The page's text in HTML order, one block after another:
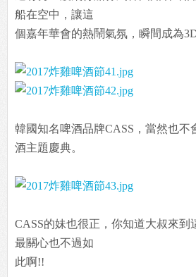
船在空中，讓這
個嘉年華會的熱鬧氣氛，瞬間成為
韓國知名啤酒品牌CASS，當然也不
酒主題慶典。
CASS的妹也很正，你知道大叔來到
最關心也不過如
此啊!!